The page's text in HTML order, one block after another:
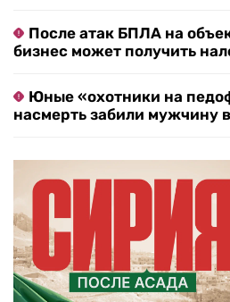
После атак БПЛА на
бизнес может получить
Юные «охотники на
насмерть забили мужчину